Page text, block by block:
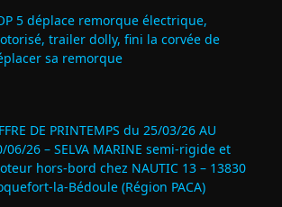
5 déplace remorque électrique,
trailer dolly, fini la corvée de
sa remorque
DE PRINTEMPS du 25/03/26 AU
06/26 – SELVA MARINE semi-rigide et
hors-bord chez NAUTIC 13 – 13830
(Région PACA)